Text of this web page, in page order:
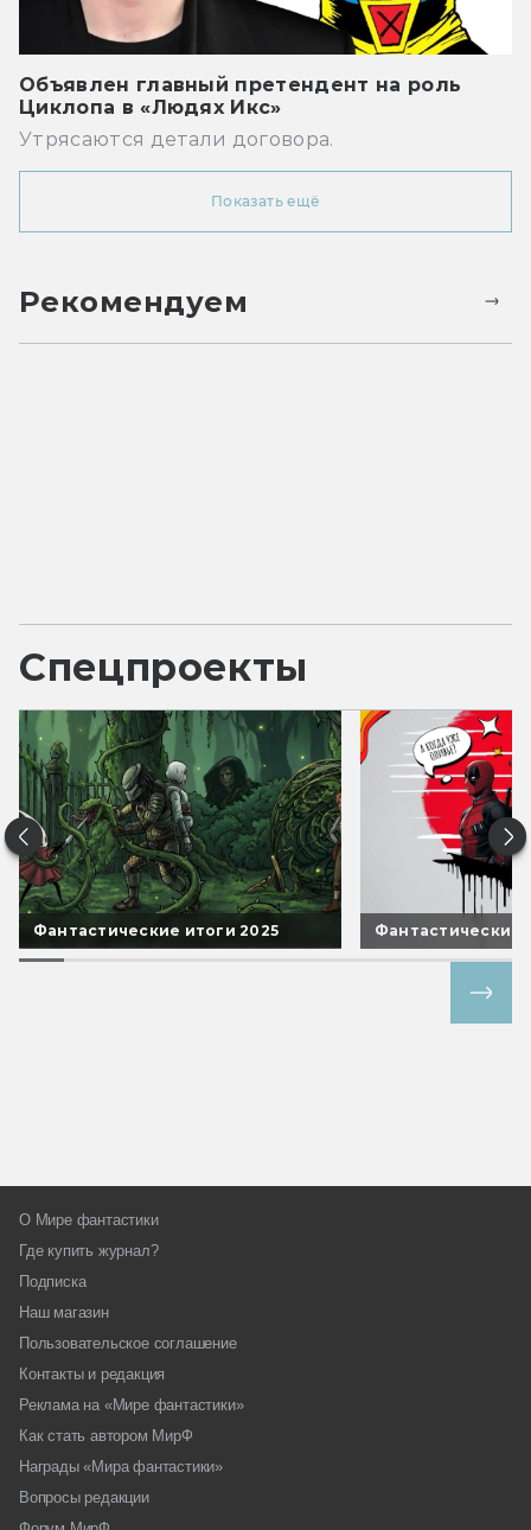
Объявлен главный претендент на роль
Циклопа в «Людях Икс»
Утрясаются детали договора.
Показать ещё
Рекомендуем
Спецпроекты
Фантастические итоги 2025 Фантастические
О Мире фантастики
Где купить журнал?
Подписка
Наш магазин
Пользовательское соглашение
Контакты и редакция
Реклама на «Мире фантастики»
Как стать автором МирФ
Награды «Мира фантастики»
Вопросы редакции